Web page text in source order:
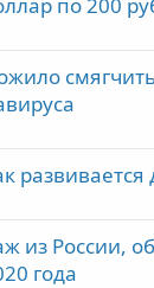
из России,
года